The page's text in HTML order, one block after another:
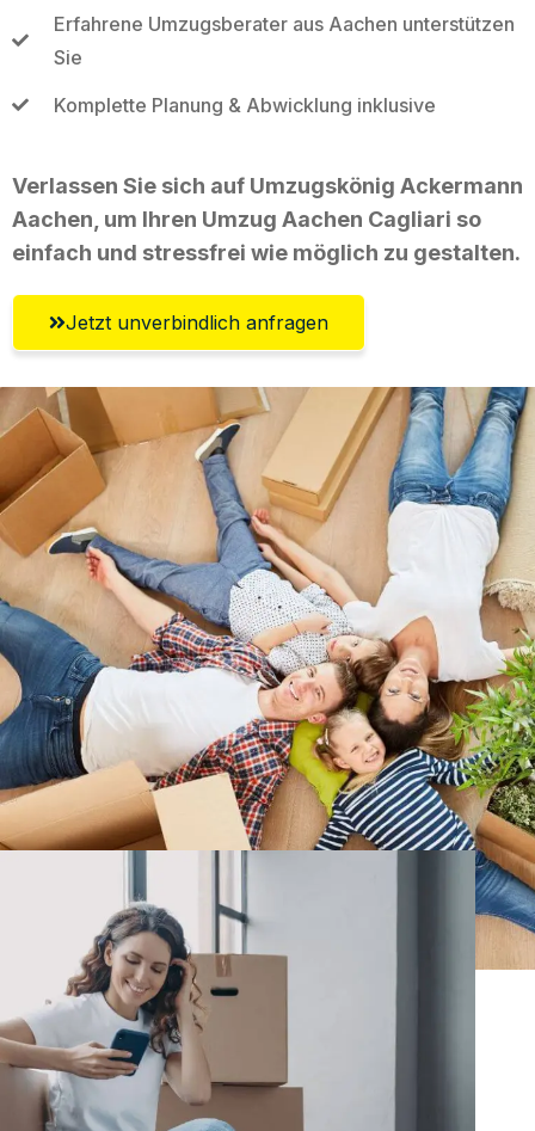
Erfahrene Umzugsberater aus Aachen unterstützen
Sie
Komplette Planung & Abwicklung inklusive
Verlassen Sie sich auf Umzugskönig Ackermann
Aachen, um Ihren Umzug Aachen Cagliari so
einfach und stressfrei wie möglich zu gestalten.
Jetzt unverbindlich anfragen